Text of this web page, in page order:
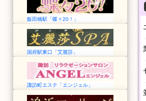
飯田橋駅「蝶々20！」
国府駅東口「艾麗莎」
諏訪町エステ「エンジェル」